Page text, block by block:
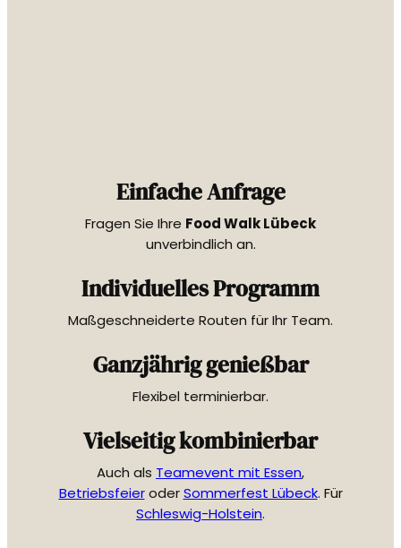
Einfache Anfrage
Fragen Sie Ihre Food Walk Lübeck
unverbindlich an.
Individuelles Programm
Maßgeschneiderte Routen für Ihr Team.
Ganzjährig genießbar
Flexibel terminierbar.
Vielseitig kombinierbar
Auch als Teamevent mit Essen,
BetriebsfeieroderSommerfest Lübeck. Für
Schleswig-Holstein.